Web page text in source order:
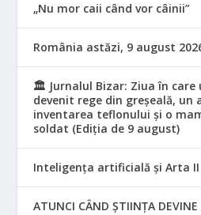
„Nu mor caii când vor câinii”
România astăzi, 9 august
🏛️ Jurnalul Bizar: Ziua în care
devenit rege din greșeală, un
inventarea teflonului și o
soldat (Ediția de 9 august)
Inteligența artificială și Arta II
ATUNCI CÂND ȘTIINȚA DEVINE